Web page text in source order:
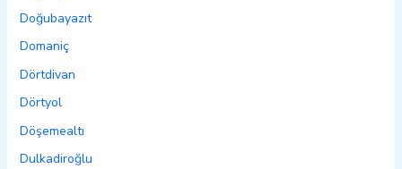
Doğubayazıt
Domaniç
Dörtdivan
Dörtyol
Döşemealtı
Dulkadiroğlu